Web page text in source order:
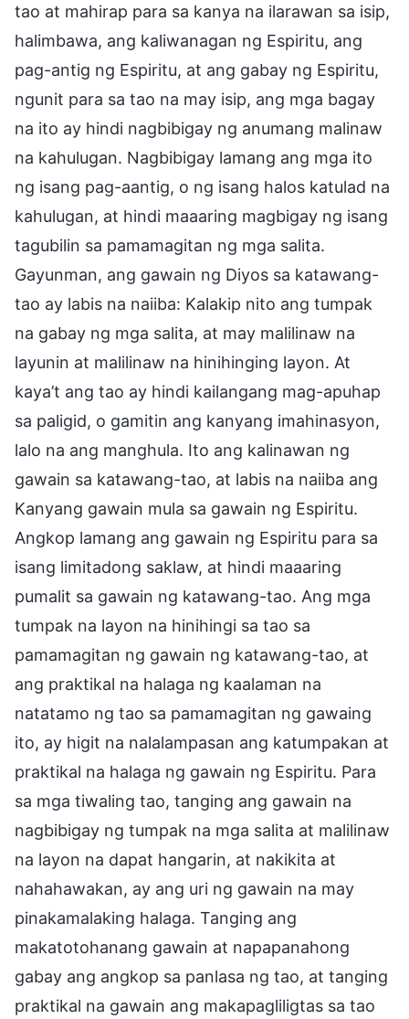
tao at mahirap para sa kanya na ilarawan sa isip,
halimbawa, ang kaliwanagan ng Espiritu, ang
pag-antig ng Espiritu, at ang gabay ng Espiritu,
ngunit para sa tao na may isip, ang mga bagay
na ito ay hindi nagbibigay ng anumang malinaw
na kahulugan. Nagbibigay lamang ang mga ito
ng isang pag-aantig, o ng isang halos katulad na
kahulugan, at hindi maaaring magbigay ng isang
tagubilin sa pamamagitan ng mga salita.
Gayunman, ang gawain ng Diyos sa katawang-
tao ay labis na naiiba: Kalakip nito ang tumpak
na gabay ng mga salita, at may malilinaw na
layunin at malilinaw na hinihinging layon. At
kaya’t ang tao ay hindi kailangang mag-apuhap
sa paligid, o gamitin ang kanyang imahinasyon,
lalo na ang manghula. Ito ang kalinawan ng
gawain sa katawang-tao, at labis na naiiba ang
Kanyang gawain mula sa gawain ng Espiritu.
Angkop lamang ang gawain ng Espiritu para sa
isang limitadong saklaw, at hindi maaaring
pumalit sa gawain ng katawang-tao. Ang mga
tumpak na layon na hinihingi sa tao sa
pamamagitan ng gawain ng katawang-tao, at
ang praktikal na halaga ng kaalaman na
natatamo ng tao sa pamamagitan ng gawaing
ito, ay higit na nalalampasan ang katumpakan at
praktikal na halaga ng gawain ng Espiritu. Para
sa mga tiwaling tao, tanging ang gawain na
nagbibigay ng tumpak na mga salita at malilinaw
na layon na dapat hangarin, at nakikita at
nahahawakan, ay ang uri ng gawain na may
pinakamalaking halaga. Tanging ang
makatotohanang gawain at napapanahong
gabay ang angkop sa panlasa ng tao, at tanging
praktikal na gawain ang makapagliligtas sa tao